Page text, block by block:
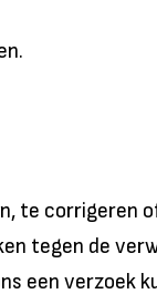
te
tegen de
een verzoek